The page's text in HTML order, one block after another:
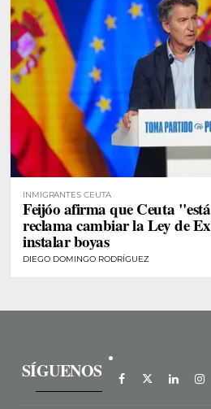
INMIGRANTES CEUTA
Feijóo afirma que Ceuta
reclama cambiar la Ley de
instalar boyas
DIEGO DOMINGO RODRÍGUEZ
SÍGUENOS